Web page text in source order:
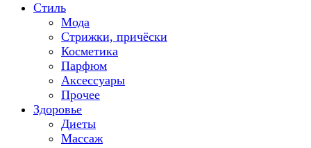
Стиль
Мода
Стрижки, причёски
Косметика
Парфюм
Аксессуары
Прочее
Здоровье
Диеты
Массаж